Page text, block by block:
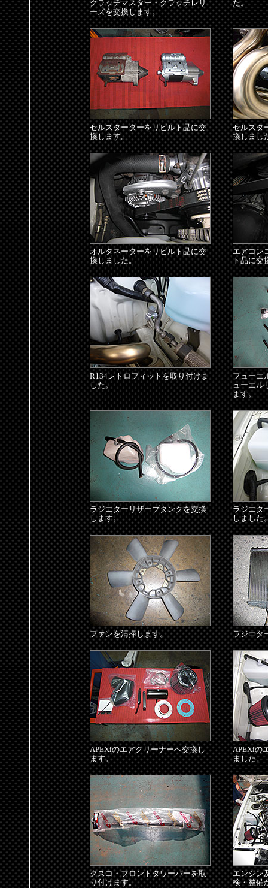
クラッチマスター・クラッチレリ
ーズを交換します。
た。
セルスターターをリビルト品に交
換します。
セルスタ
換しまし
オルタネーターをリビルト品に交
換しました。
エアコン
ト品に交
R134レトロフィットを取り付けま
した。
フューエ
ューエル
ます。
ラジエターリザーブタンクを交換
します。
ラジエタ
しました
ファンを清掃します。 ラジエタ
APEXiのエアクリーナーへ交換し
ます。
APEXiの
ました。
クスコ・フロントタワーバーを取
り付けます。
エンジン
検・整備